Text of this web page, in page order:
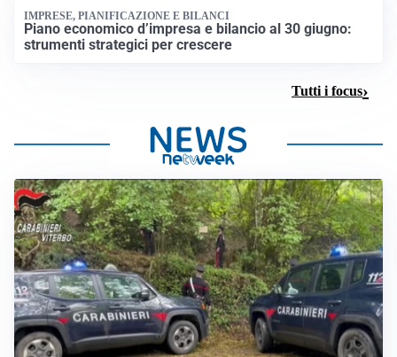
IMPRESE, PIANIFICAZIONE E BILANCI
Piano economico d’impresa e bilancio al 30 giugno:
strumenti strategici per crescere
Tutti i focus